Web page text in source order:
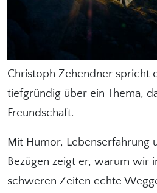
Christoph Zehendner spricht
tiefgründig über ein Thema,
Freundschaft.
Mit Humor, Lebenserfahrung
Bezügen zeigt er, warum wir
schweren Zeiten echte